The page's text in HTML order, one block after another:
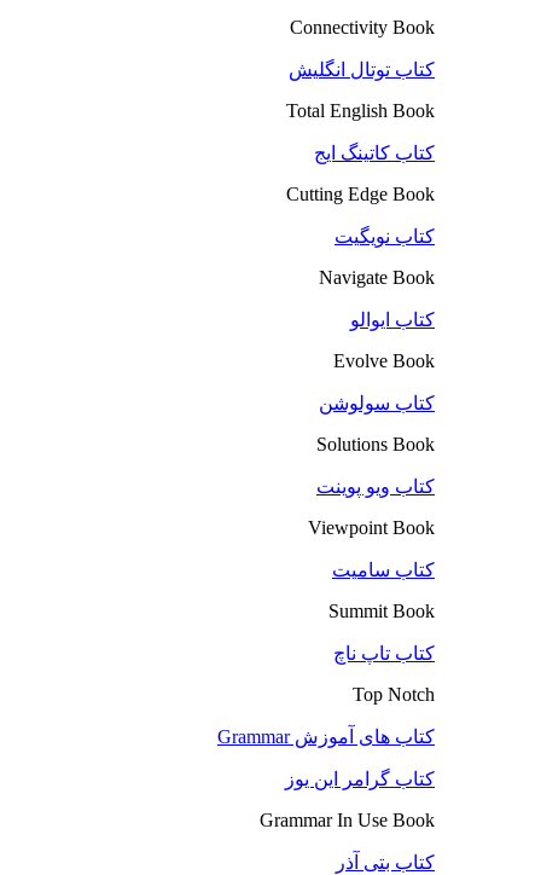
Connectivity Book
کتاب توتال انگلیش
Total English Book
کتاب کاتینگ ایج
Cutting Edge Book
کتاب نویگیت
Navigate Book
کتاب ایوالو
Evolve Book
کتاب سولوشن
Solutions Book
کتاب ویو پوینت
Viewpoint Book
کتاب سامیت
Summit Book
کتاب تاپ ناچ
Top Notch
کتاب های آموزش Grammar
کتاب گرامر این یوز
Grammar In Use Book
کتاب بتی آذر